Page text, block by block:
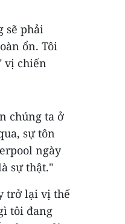
sẽ phải
ổn. Tôi
vị chiến
chúng ta ở
sự tôn
ngày
sự thật."
trở lại vị thế
tôi đang